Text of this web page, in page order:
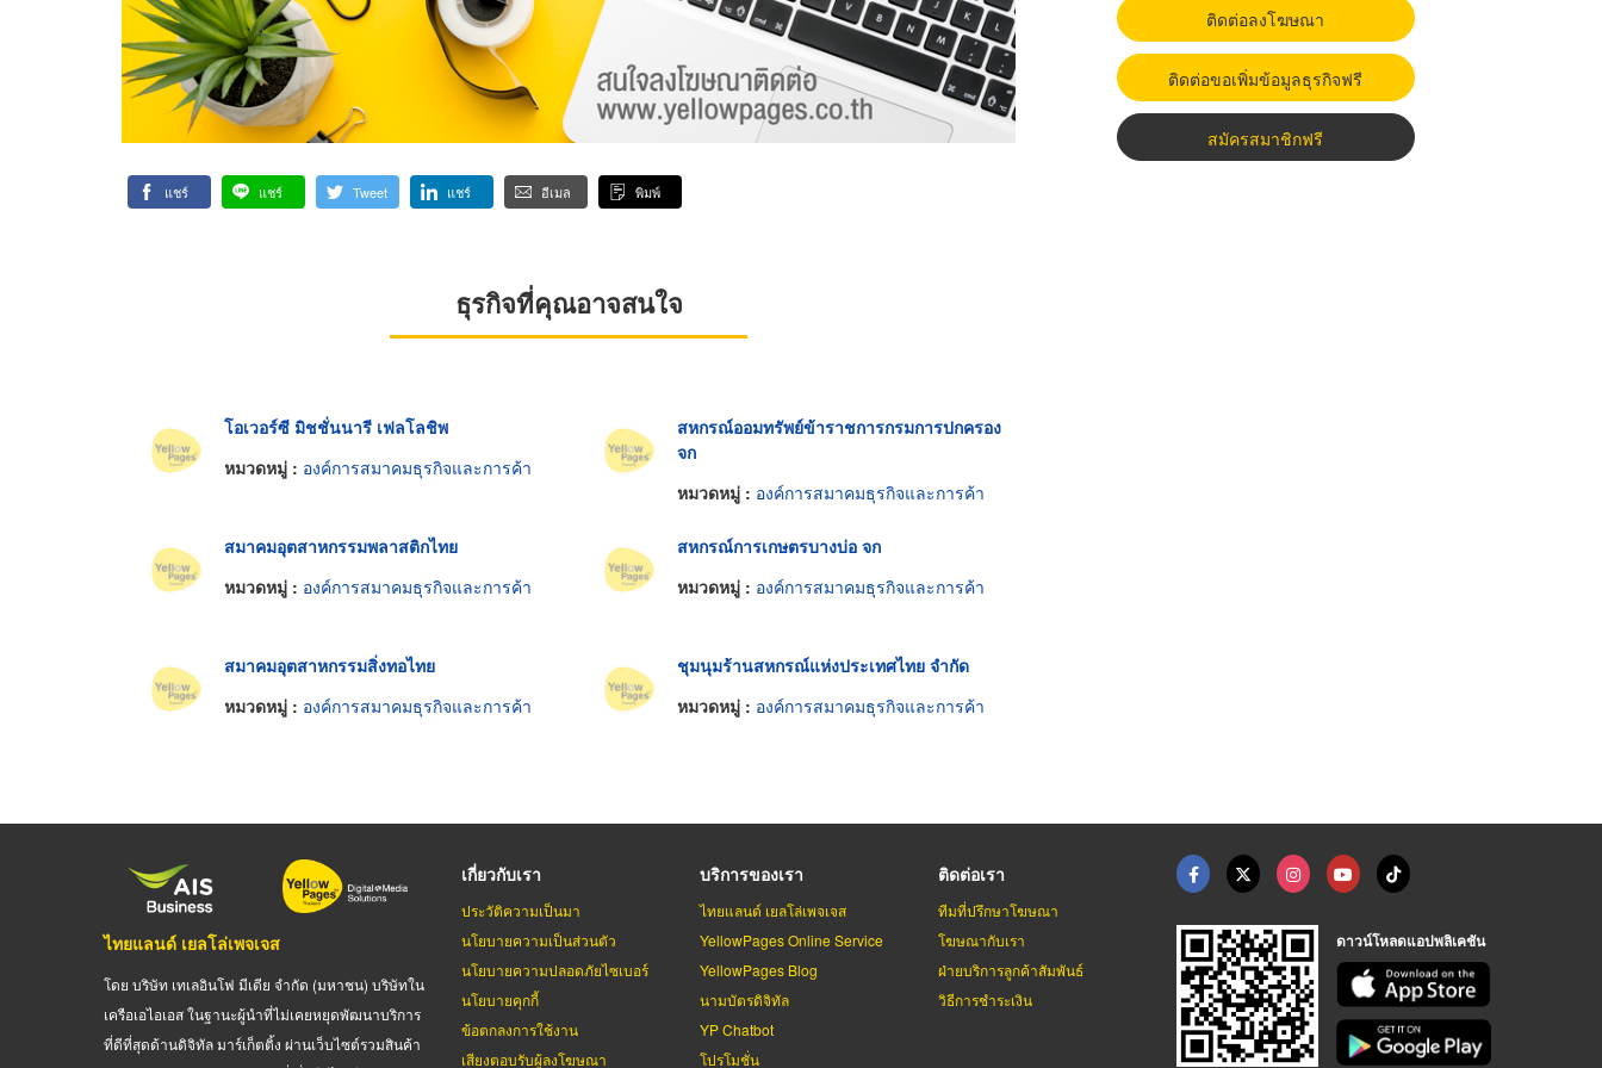
แชร์ แชร์ Tweet แชร์ อีเมล พิมพ์
ธุรกิจที่คุณอาจสนใจ
โอเวอร์ซี มิชชั่นนารี เฟลโลชิพ
หมวดหมู่ : องค์การสมาคมธุรกิจและการค้า
สหกรณ์ออมทรัพย์ข้าราชการกรมการปกครอง
จก
หมวดหมู่ : องค์การสมาคมธุรกิจและการค้า
สมาคมอุตสาหกรรมพลาสติกไทย
หมวดหมู่ : องค์การสมาคมธุรกิจและการค้า
สหกรณ์การเกษตรบางบ่อ จก
หมวดหมู่ : องค์การสมาคมธุรกิจและการค้า
สมาคมอุตสาหกรรมสิ่งทอไทย
หมวดหมู่ : องค์การสมาคมธุรกิจและการค้า
ชุมนุมร้านสหกรณ์แห่งประเทศไทย จำกัด
หมวดหมู่ : องค์การสมาคมธุรกิจและการค้า
ติดต่อลงโฆษณา
ติดต่อขอเพิ่มข้อมูลธุรกิจฟรี
สมัครสมาชิกฟรี
ไทยแลนด์ เยลโล่เพจเจส
โดย บริษัท เทเลอินโฟ มีเดีย จำกัด (มหาชน) บริษัทใน
เครือเอไอเอส ในฐานะผู้นำที่ไม่เคยหยุดพัฒนาบริการ
ที่ดีที่สุดด้านดิจิทัล มาร์เก็ตติ้ง ผ่านเว็บไซต์รวมสินค้า
เกี่ยวกับเรา
ประวัติความเป็นมา
นโยบายความเป็นส่วนตัว
นโยบายความปลอดภัยไซเบอร์
นโยบายคุกกี้
ข้อตกลงการใช้งาน
เสียงตอบรับผู้ลงโฆษณา
บริการของเรา
ไทยแลนด์ เยลโล่เพจเจส
YellowPages Online Service
YellowPages Blog
นามบัตรดิจิทัล
YP Chatbot
โปรโมชั่น
ติดต่อเรา
ทีมที่ปรึกษาโฆษณา
โฆษณากับเรา
ฝ่ายบริการลูกค้าสัมพันธ์
วิธีการชำระเงิน
ดาวน์โหลดแอปพลิเคชัน